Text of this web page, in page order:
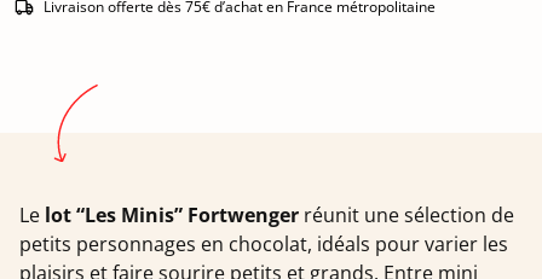
Livraison offerte dès 75€ d’achat en France métropolitaine
Le lot “Les Minis” Fortwenger réunit une sélection de
petits personnages en chocolat, idéals pour varier les
plaisirs et faire sourire petits et grands. Entre mini